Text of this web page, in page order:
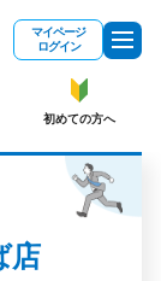
マイページ
ログイン
初めての方へ
店